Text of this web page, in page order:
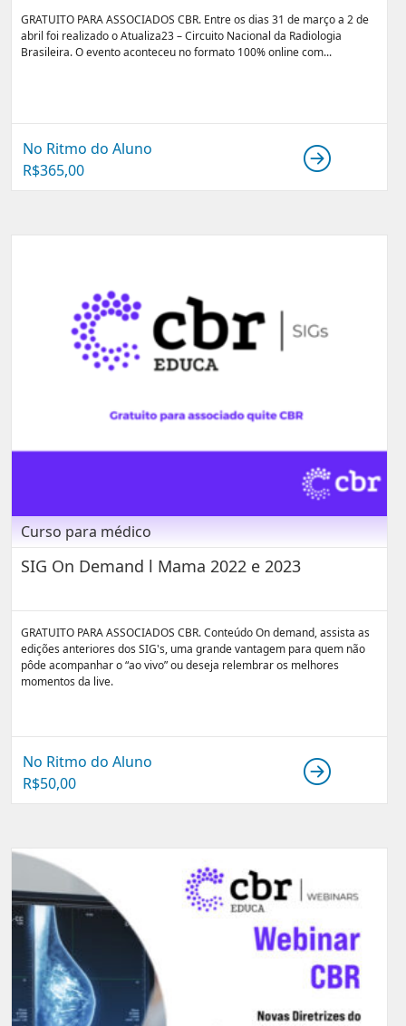
GRATUITO PARA ASSOCIADOS CBR. Entre os dias 31 de março a 2 de
abril foi realizado o Atualiza23 – Circuito Nacional da Radiologia
Brasileira. O evento aconteceu no formato 100% online com...
No Ritmo do Aluno
R$365,00
Curso para médico
SIG On Demand l Mama 2022 e 2023
GRATUITO PARA ASSOCIADOS CBR. Conteúdo On demand, assista as
edições anteriores dos SIG's, uma grande vantagem para quem não
pôde acompanhar o “ao vivo” ou deseja relembrar os melhores
momentos da live.
No Ritmo do Aluno
R$50,00